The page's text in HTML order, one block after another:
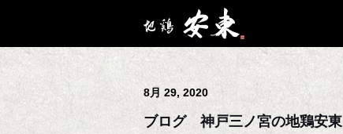
8月 29, 2020
ブログ 神戸三ノ宮の地鶏安東